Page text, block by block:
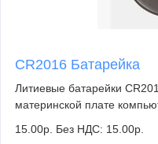
CR2016 Батарейка
Литиевые батарейки
материнской плате
15.00р. Без НДС: 15.00р.